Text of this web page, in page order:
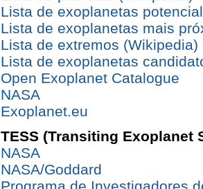
Lista de exoplanetas
Lista de exoplanetas mais
Lista de extremos (Wikipedia)
Lista de exoplanetas
Open Exoplanet Catalogue
NASA
Exoplanet.eu
TESS (Transiting Exoplanet
NASA
NASA/Goddard